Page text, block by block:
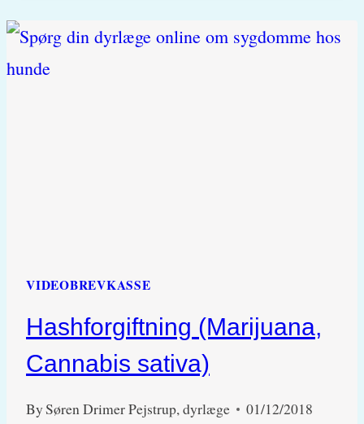
KAT
VIDEOBREVKASSE
Hashforgiftning (Marijuana,
Cannabis sativa)
BySøren Drimer Pejstrup, dyrlæge 01/12/2018